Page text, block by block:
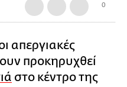
0
απεργιακές
προκηρυχθεί
στο κέντρο της